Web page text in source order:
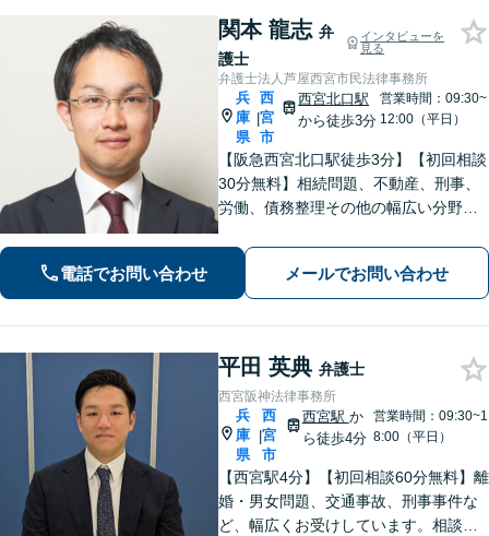
関本 龍志 弁
護士
インタビューを
見る
弁護士法人芦屋西宮市民法律事務所
兵
庫
県
|
西
宮
市
西宮北口駅
から徒歩3分
営業時間：09:30~
12:00（平日）
【阪急西宮北口駅徒歩3分】【初回相談
30分無料】相続問題、不動産、刑事、
労働、債務整理その他の幅広い分野に
調べて皆様それぞれの問題に合った解
決策をご提案していきます。まずはご
相談を。【完全個室で対応】【バリア
フリー】
電話でお問い合わせ メールでお問い合わせ
平田 英典 弁護士
西宮阪神法律事務所
兵
庫
県
|
西
宮
市
西宮駅 か
ら徒歩4分
営業時間：09:30~1
8:00（平日）
【西宮駅4分】【初回相談60分無料】離
婚・男女問題、交通事故、刑事事件な
ど、幅広くお受けしています。相談者